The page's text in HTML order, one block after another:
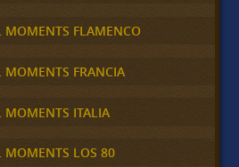
MOMENTS FLAMENCO
MOMENTS FRANCIA
MOMENTS ITALIA
MOMENTS LOS 80